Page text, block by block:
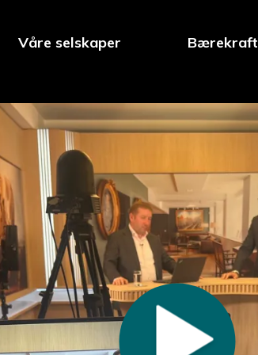
Våre selskaper Bærekraft